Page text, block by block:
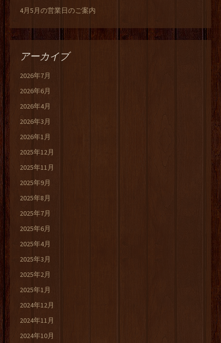
4月5月の営業日のご案内
アーカイブ
2026年7月
2026年6月
2026年4月
2026年3月
2026年1月
2025年12月
2025年11月
2025年9月
2025年8月
2025年7月
2025年6月
2025年4月
2025年3月
2025年2月
2025年1月
2024年12月
2024年11月
2024年10月